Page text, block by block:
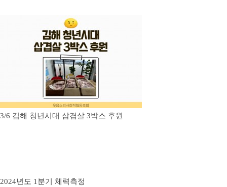
3/6 김해 청년시대 삼겹살 3박스 후원
2024년도 1분기 체력측정